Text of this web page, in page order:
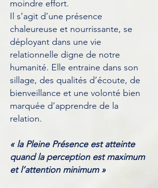
moindre effort.
Il s’agit d’une présence
chaleureuse et nourrissante, se
déployant dans une vie
relationnelle digne de notre
humanité. Elle entraine dans son
sillage, des qualités d’écoute, de
bienveillance et une volonté bien
marquée d’apprendre de la
relation.
« la Pleine Présence est atteinte
quand la perception est maximum
et l’attention minimum »